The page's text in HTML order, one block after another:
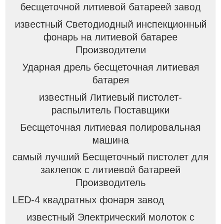
бесщеточной литиевой батареей завод
известный Светодиодный инспекционный
фонарь на литиевой батарее
Производители
Ударная дрель бесщеточная литиевая
батарея
известный Литиевый пистолет-
распылитель Поставщики
Бесщеточная литиевая полировальная
машина
самый лучший Бесщеточный пистолет для
заклепок с литиевой батареей
Производитель
LED-4 квадратных фонаря завод
известный Электрический молоток с